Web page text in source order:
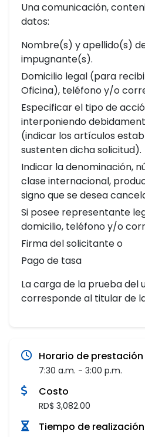
Una comunicación,
datos:
Nombre(s) y apellido(s)
impugnante(s).
Domicilio legal (para
Oficina), teléfono y/o
Especificar el tipo de
interponiendo
(indicar los artículos
sustenten dicha solicitud).
Indicar la denominación,
clase internacional,
signo que se desea
Si posee representante
domicilio, teléfono y/o
Firma del solicitante o
Pago de tasa
La carga de la prueba del
corresponde al titular de
Horario de prestación
7:30 a.m. - 3:00 p.m.
Costo
RD$ 3,082.00
Tiempo de realización